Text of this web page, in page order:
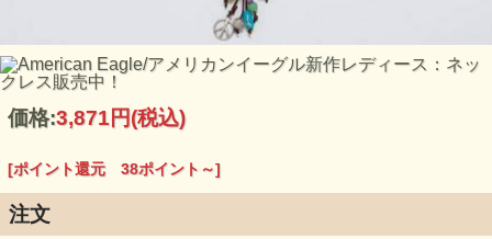
価格:3,871円(税込)
[ポイント還元 38ポイント～]
注文